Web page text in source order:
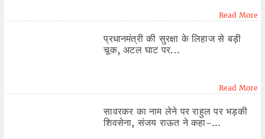
Read More
प्रधानमंत्री की सुरक्षा के लिहाज से बड़ी
चूक, अटल घाट पर...
Read More
सावरकर का नाम लेने पर राहुल पर भड़की
शिवसेना, संजय राऊत ने कहा-...